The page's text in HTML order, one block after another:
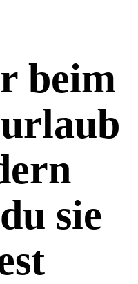
beim
sie